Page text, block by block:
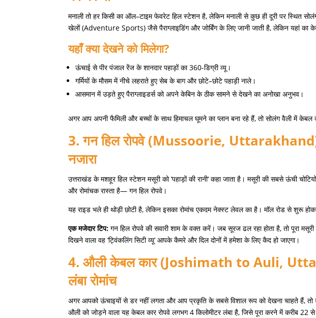
मनाली तो हर किसी का ऑल–टाइम फेवरेट हिल स्टेशन है,लेकिन मनाली से कुछ ही दूरी पर स्थित
खेलों(Adventure Sports)जैसे पैराग्लाइडिंग और जोर्बिंग के लिए जानी जाती है,लेकिन यहां का
यहाँ क्या देखने को मिलेगा?
ऊंचाई से पीर पंजाल रेंज के शानदार पहाड़ों का360-डिग्री व्यू।
गर्मियों के मौसम में नीचे लहराते हुए सेब के बाग और छोटे–छोटे पहाड़ी नाले।
आसमान में उड़ते हुए पैराग्लाइडर्स को अपने केबिन के ठीक सामने से देखने का अनोखा अनुभव।
अगर आप अपनी फैमिली और बच्चों के साथ हिमाचल घूमने का प्लान बना रहे हैं,तो सोलंग वैली में केबल
3.गनहिलरोपवे(Mussoorie,
नजारा
उत्तराखंड के मशहूर हिल स्टेशन मसूरी को‘पहाड़ों की रानी‘कहा जाता है। मसूरी की सबसे ऊंची
और रोमांचक रास्ता है—गन हिल रोपवे।
यह राइड भले ही थोड़ी छोटी है,लेकिन इसका रोमांच एकदम नेक्स्ट लेवल का है। मॉल रोड से शुरू
एक मजेदार टिप: गन हिल रोपवे की सवारी शाम के वक्त करें। जब सूरज ढल रहा होता है,तो पूरा
दिखने वाला वह ‘ट्विंकलिंग सिटी व्यू‘आपके कैमरे और दिल दोनों में हमेशा के लिए कैद हो जाएगा।
4.औलीकेबलकार(Joshimath to Auli,
लंबारोमांच
अगर आपको ऊंचाइयों से डर नहीं लगता और आप प्रकृति के सबसे विशाल रूप को देखना चाहते हैं,
औली को जोड़ने वाला यह केबल कार रोपवे लगभग4किलोमीटर लंबा है,जिसे पूरा करने में करीब 22से